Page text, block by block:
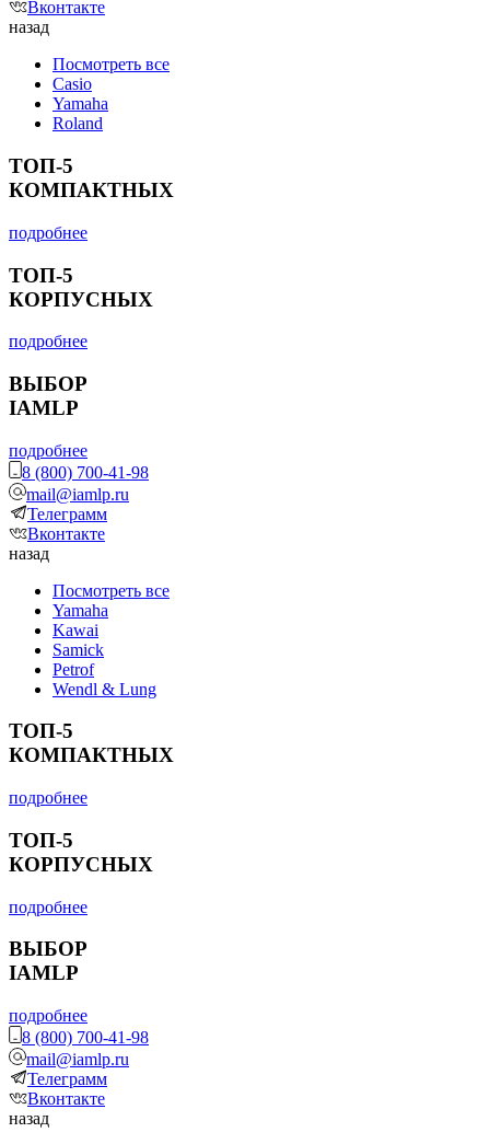
Вконтакте
назад
Посмотреть все
Casio
Yamaha
Roland
ТОП-5
КОМПАКТНЫХ
подробнее
ТОП-5
КОРПУСНЫХ
подробнее
ВЫБОР
IAMLP
подробнее
8 (800) 700-41-98
mail@iamlp.ru
Телеграмм
Вконтакте
назад
Посмотреть все
Yamaha
Kawai
Samick
Petrof
Wendl & Lung
ТОП-5
КОМПАКТНЫХ
подробнее
ТОП-5
КОРПУСНЫХ
подробнее
ВЫБОР
IAMLP
подробнее
8 (800) 700-41-98
mail@iamlp.ru
Телеграмм
Вконтакте
назад